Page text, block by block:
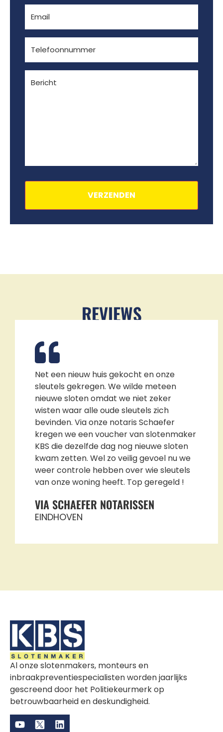
mailadres
(Vereist)
REVIEWS
Net een nieuw huis gekocht en onze
sleutels gekregen. We wilde meteen
nieuwe sloten omdat we niet zeker
wisten waar alle oude sleutels zich
bevinden. Via onze notaris Schaefer
kregen we een voucher van slotenmaker
KBS die dezelfde dag nog nieuwe sloten
kwam zetten. Wel zo veilig gevoel nu we
weer controle hebben over wie sleutels
van onze woning heeft. Top geregeld !
VIA SCHAEFER NOTARISSEN
EINDHOVEN
Al onze slotenmakers, monteurs en
inbraakpreventiespecialisten worden jaarlijks
gescreend door het Politiekeurmerk op
betrouwbaarheid en deskundigheid.